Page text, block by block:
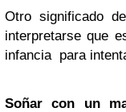
Otro significado de
interpretarse que
infancia para
Soñar con un